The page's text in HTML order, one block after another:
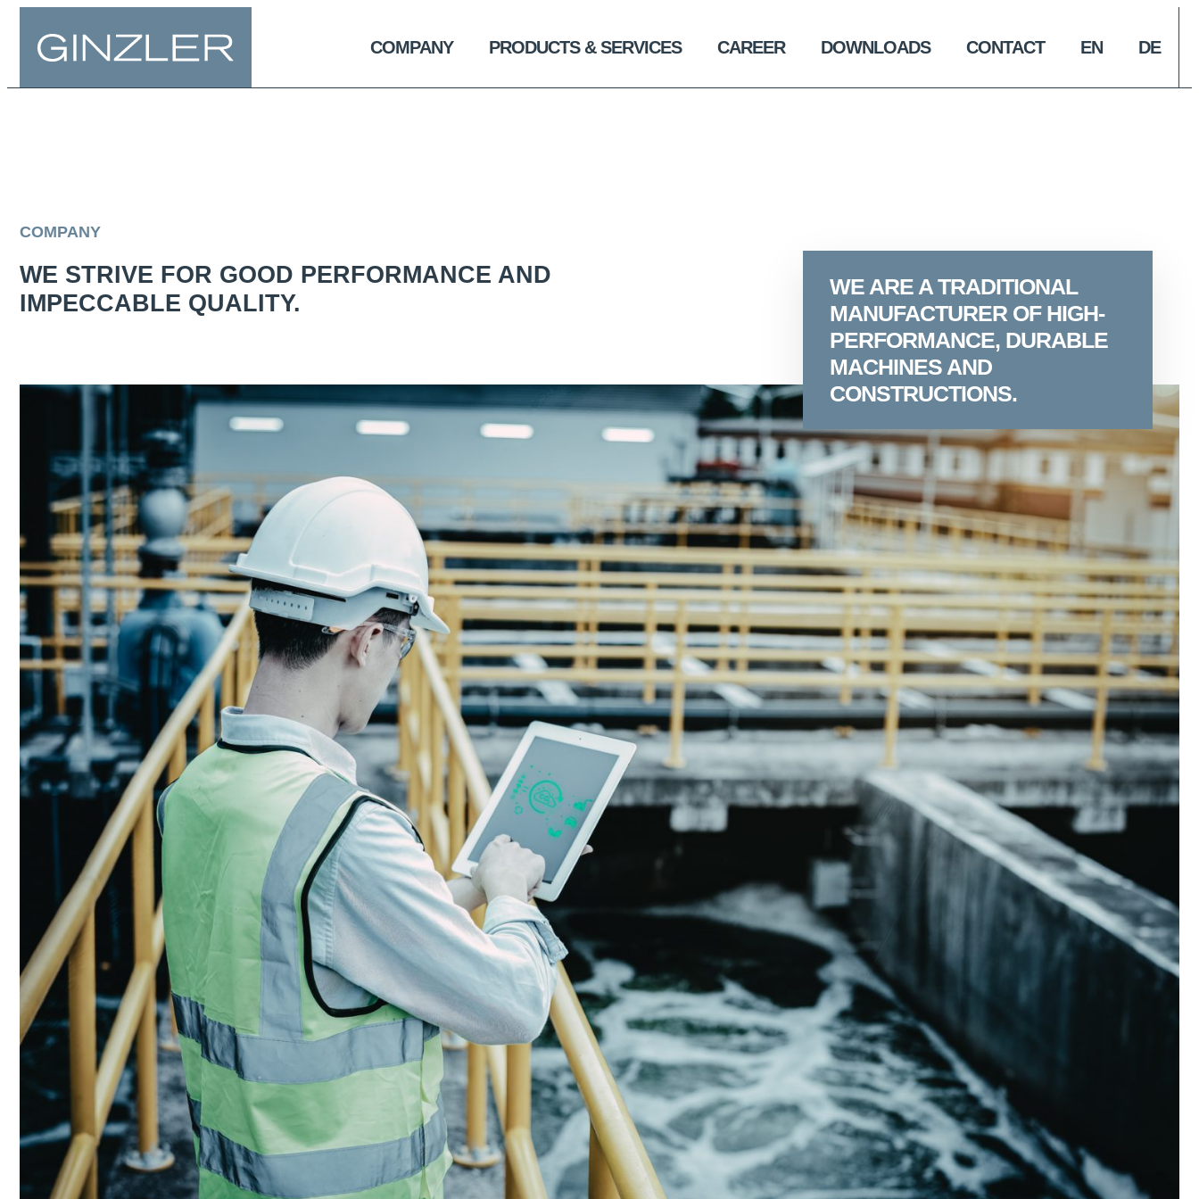
COMPANY PRODUCTS & SERVICES CAREER DOWNLOADS CONTACT EN DE
COMPANY
WE STRIVE FOR GOOD PERFORMANCE AND
IMPECCABLE QUALITY.
WE ARE A TRADITIONAL
MANUFACTURER OF HIGH-
PERFORMANCE, DURABLE
MACHINES AND
CONSTRUCTIONS.